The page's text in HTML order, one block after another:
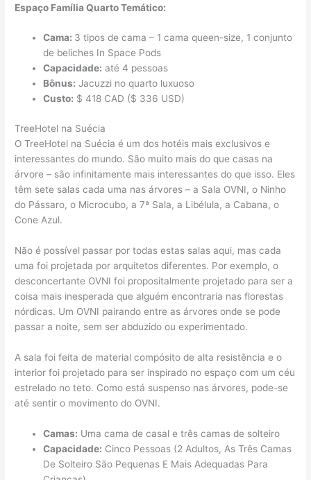
Espaço Família Quarto Temático:
Cama: 3 tipos de cama – 1 cama queen-size, 1 conjunto
de beliches In Space Pods
Capacidade: até 4 pessoas
Bônus: Jacuzzi no quarto luxuoso
Custo: $ 418 CAD ($ 336 USD)
TreeHotel na Suécia
O TreeHotel na Suécia é um dos hotéis mais exclusivos e
interessantes do mundo. São muito mais do que casas na
árvore – são infinitamente mais interessantes do que isso. Eles
têm sete salas cada uma nas árvores – a Sala OVNI, o Ninho
do Pássaro, o Microcubo, a 7ª Sala, a Libélula, a Cabana, o
Cone Azul.
Não é possível passar por todas estas salas aqui, mas cada
uma foi projetada por arquitetos diferentes. Por exemplo, o
desconcertante OVNI foi propositalmente projetado para ser a
coisa mais inesperada que alguém encontraria nas florestas
nórdicas. Um OVNI pairando entre as árvores onde se pode
passar a noite, sem ser abduzido ou experimentado.
A sala foi feita de material compósito de alta resistência e o
interior foi projetado para ser inspirado no espaço com um céu
estrelado no teto. Como está suspenso nas árvores, pode-se
até sentir o movimento do OVNI.
Camas: Uma cama de casal e três camas de solteiro
Capacidade: Cinco Pessoas (2 Adultos, As Três Camas
De Solteiro São Pequenas E Mais Adequadas Para